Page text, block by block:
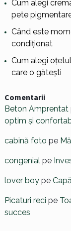
Cum alegi
pete
Când este
condiționat
Cum alegi
care o gătești
Comentarii
Beton Amprentat
optim și
cabină foto pe
congenialpe
lover boype
Picaturi reci pe
succes